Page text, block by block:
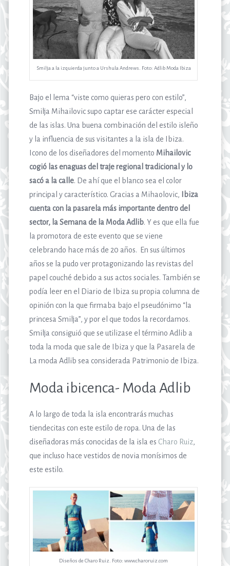
Smilja a la izquierda junto a Urshula Andrews. Foto: Adlib Moda Ibiza
Bajo el lema “viste como quieras pero con estilo”,
Smilja Mihailovic supo captar ese carácter especial
de las islas. Una buena combinación del estilo isleño
y la influencia de sus visitantes a la isla de Ibiza.
Icono de los diseñadores del momento Mihailovic
cogió las enaguas del traje regional tradicional y lo
sacó a la calle. De ahí que el blanco sea el color
principal y característico. Gracias a Mihaolovic, Ibiza
cuenta con la pasarela más importante dentro del
sector, la Semana de la Moda Adlib. Y es que ella fue
la promotora de este evento que se viene
celebrando hace más de 20 años. En sus últimos
años se la pudo ver protagonizando las revistas del
papel couché debido a sus actos sociales. También se
podía leer en el Diario de Ibiza su propia columna de
opinión con la que firmaba bajo el pseudónimo “la
princesa Smilja”, y por el que todos la recordamos.
Smilja consiguió que se utilizase el término Adlib a
toda la moda que sale de Ibiza y que la Pasarela de
La moda Adlib sea considerada Patrimonio de Ibiza.
Moda ibicenca- Moda Adlib
A lo largo de toda la isla encontrarás muchas
tiendecitas con este estilo de ropa. Una de las
diseñadoras más conocidas de la isla es Charo Ruiz,
que incluso hace vestidos de novia monísimos de
este estilo.
Diseños de Charo Ruiz. Foto: www.charoruiz.com